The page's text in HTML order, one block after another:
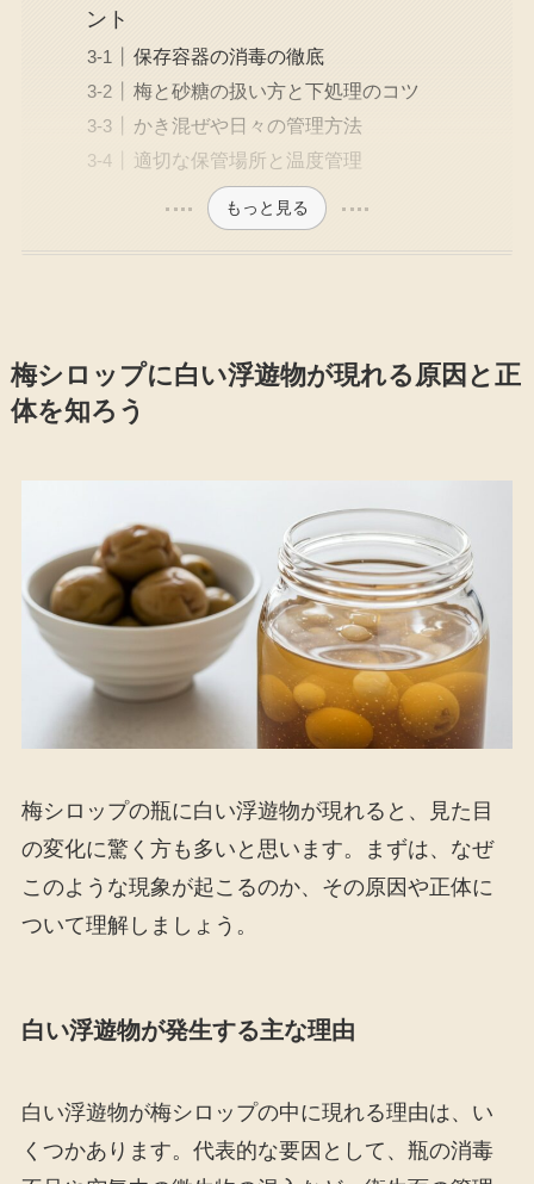
ント
保存容器の消毒の徹底
梅と砂糖の扱い方と下処理のコツ
かき混ぜや日々の管理方法
適切な保管場所と温度管理
もっと見る
梅シロップに白い浮遊物が現れる原因と正
体を知ろう
梅シロップの瓶に白い浮遊物が現れると、見た目
の変化に驚く方も多いと思います。まずは、なぜ
このような現象が起こるのか、その原因や正体に
ついて理解しましょう。
白い浮遊物が発生する主な理由
白い浮遊物が梅シロップの中に現れる理由は、い
くつかあります。代表的な要因として、瓶の消毒